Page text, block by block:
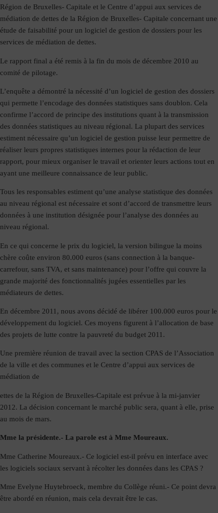
Région de Bruxelles- Capitale et le Centre d’appui aux services de
médiation de dettes de la Région de Bruxelles- Capitale concernant une
étude de faisabilité pour un logiciel de gestion de dossiers pour les
services de médiation de dettes.
Le rapport final a été remis à la fin du mois de décembre 2010 au
comité de pilotage.
L’enquête a démontré la nécessité d’un logiciel de gestion des dossiers
qui permette l’encodage des données statistiques sans doublon. Cela
confirme l’accord de principe des institutions quant à la transmission
des données statistiques au niveau régional. La plupart des services
estiment nécessaire qu’un logiciel de gestion puisse leur permettre de
réaliser leurs propres statistiques internes pour la rédaction de leur
rapport, pour mieux organiser le travail et orienter leurs actions tout en
ayant une meilleure connaissance de leur public.
Tous les responsables estiment qu’une analyse statistique des données
au niveau régional est nécessaire et sont d’accord de transmettre leurs
données à une institution désignée pour l’analyse des données au
niveau régional.
En ce qui concerne le prix du logiciel, la version bilingue la moins
chère coûte environ 80.000 euros (sans connection à la banque-
carrefour, sans TVA, et sans maintenance) pour l’offre qui couvre la
grande majorité des fonctionnalités jugées essentielles par les
médiateurs de dettes.
En décembre 2011, nous avons décidé de libérer 100.000 euros pour le
développement du logiciel. Ces moyens figurent à l’allocation de base
des projets de lutte contre la pauvreté du budget 2011.
Une première réunion de travail avec la section CPAS de l’Association
de la ville et des communes et le Centre d’appui aux services de
médiation de
ettes de la Région de Bruxelles-Capitale est prévue à la mi-janvier
2012. La décision concernant le marché public sera, quant à elle, prise
au mois de mars.
Mme la présidente.- La parole est à Mme Moureaux.
Mme Catherine Moureaux.- Ce logiciel est-il prévu en interface avec
les logiciels sociaux servant à récolter les données dans les CPAS ?
Mme Evelyne Huytebroeck, membre du Collège réuni.- Ce point devra
être abordé en réunion, mais cela devrait être le cas.